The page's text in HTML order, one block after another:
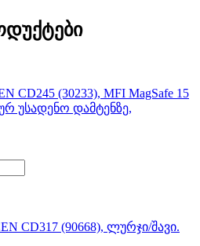
CD245 (30233), MFI MagSafe 15
უსადენო დამტენზე,
CD317 (90668), ლურჯი/შავი.